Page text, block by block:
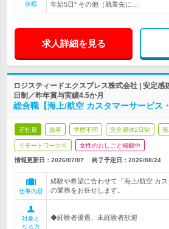
休暇
年始5日* その他（就業先に…
求人詳細を見る
ロジスティードエクスプレス株式会社 | 安定感
日制／昨年賞与実績4.5か月
総合職【海上/航空 カスタマーサービス
正社員 急募 学歴不問 完全週休2日制
リモートワーク可 女性のおしごと掲載中
情報更新日：2026/07/07 終了予定日： 2026/08/24
仕事内容
経験や希望に合わせて「海上/航空 カス
の業務をお任せします。
対象と
なる方
◆経験者優遇、未経験者歓迎